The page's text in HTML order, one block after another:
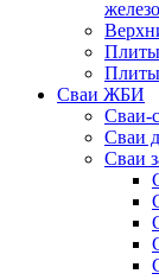
Плиты
Сваи ЖБИ
Сваи-
Сваи
Сваи